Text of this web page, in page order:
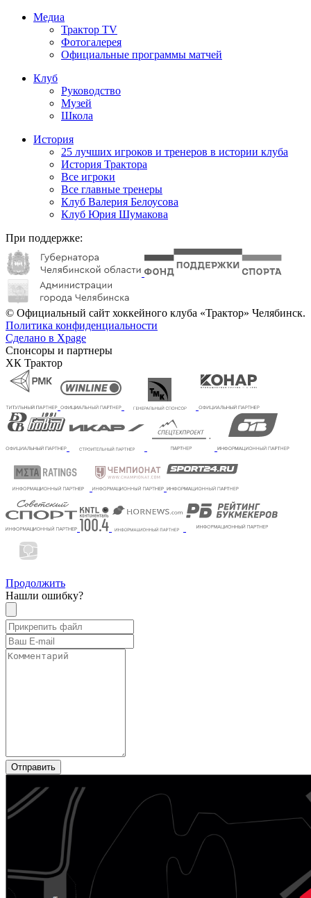
Медиа
Трактор TV
Фотогалерея
Официальные программы матчей
Клуб
Руководство
Музей
Школа
История
25 лучших игроков и тренеров в истории клуба
История Трактора
Все игроки
Все главные тренеры
Клуб Валерия Белоусова
Клуб Юрия Шумакова
При поддержке:
© Официальный сайт хоккейного клуба «Трактор» Челябинск.
Политика конфиденциальности
Сделано в Xpage
Спонсоры и партнеры
ХК Трактор
Продолжить
Нашли ошибку?